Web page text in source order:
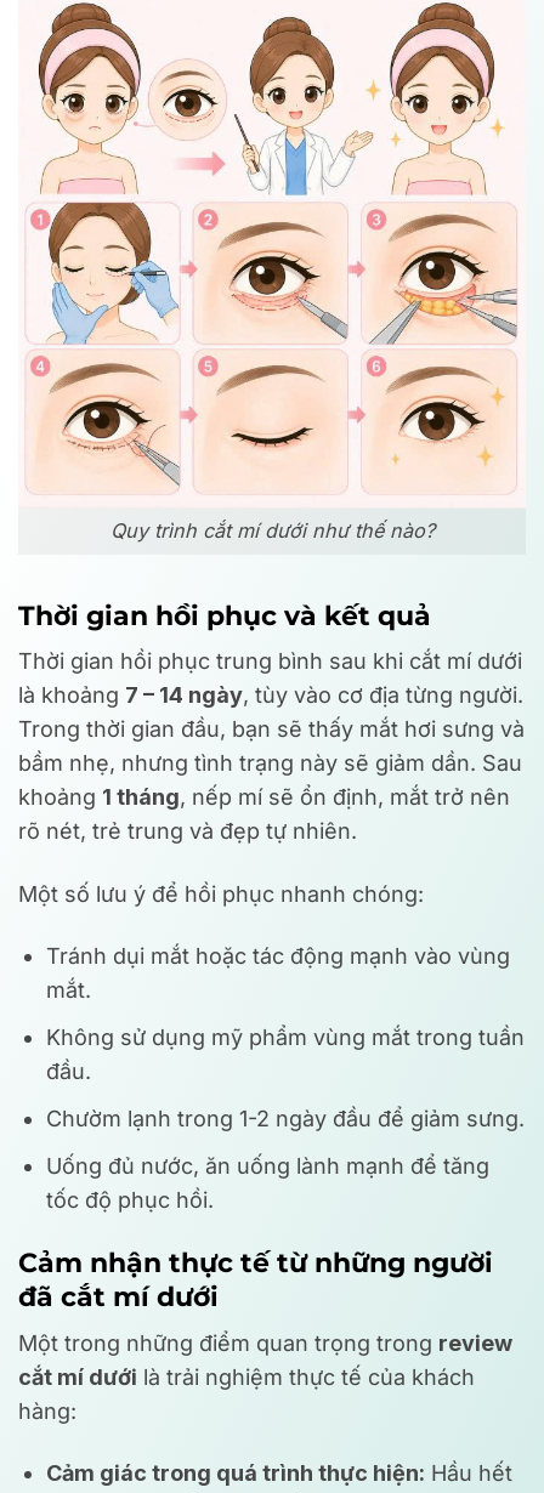
Quy trình cắt mí dưới như thế nào?
Thời gian hồi phục và kết quả
Thời gian hồi phục trung bình sau khi cắt mí dưới
là khoảng 7 – 14 ngày, tùy vào cơ địa từng người.
Trong thời gian đầu, bạn sẽ thấy mắt hơi sưng và
bầm nhẹ, nhưng tình trạng này sẽ giảm dần. Sau
khoảng 1 tháng, nếp mí sẽ ổn định, mắt trở nên
rõ nét, trẻ trung và đẹp tự nhiên.
Một số lưu ý để hồi phục nhanh chóng:
Tránh dụi mắt hoặc tác động mạnh vào vùng
mắt.
Không sử dụng mỹ phẩm vùng mắt trong tuần
đầu.
Chườm lạnh trong 1-2 ngày đầu để giảm sưng.
Uống đủ nước, ăn uống lành mạnh để tăng
tốc độ phục hồi.
Cảm nhận thực tế từ những người
đã cắt mí dưới
Một trong những điểm quan trọng trong review
cắt mí dưới là trải nghiệm thực tế của khách
hàng:
Cảm giác trong quá trình thực hiện: Hầu hết